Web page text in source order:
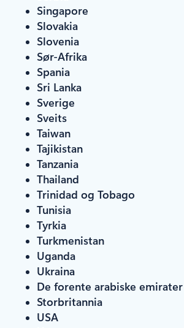
Singapore
Slovakia
Slovenia
Sør-Afrika
Spania
Sri Lanka
Sverige
Sveits
Taiwan
Tajikistan
Tanzania
Thailand
Trinidad og Tobago
Tunisia
Tyrkia
Turkmenistan
Uganda
Ukraina
De forente arabiske emirater
Storbritannia
USA